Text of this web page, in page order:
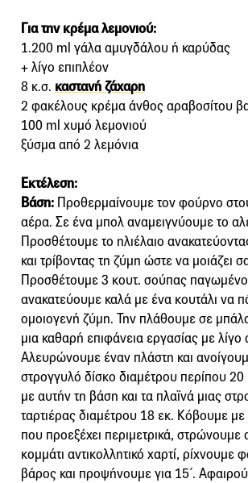
Για την κρέμα λεμονιού:
1.200 ml γάλα αμυγδάλου ή καρύδας
+ λίγο επιπλέον
8 κ.σ. καστανή ζάχαρη
2 φακέλους κρέμα άνθος αραβοσίτου
100 ml χυμό λεμονιού
ξύσμα από 2 λεμόνια
Εκτέλεση:
Βάση: Προθερμαίνουμε τον φούρνο
αέρα. Σε ένα μπολ αναμειγνύουμε το
Προσθέτουμε το ηλιέλαιο
και τρίβοντας τη ζύμη ώστε να μοιάζει
Προσθέτουμε 3 κουτ. σούπας παγωμένο
ανακατεύουμε καλά με ένα κουτάλι να
ομοιογενή ζύμη. Την πλάθουμε σε
μια καθαρή επιφάνεια εργασίας με λίγο
Αλευρώνουμε έναν πλάστη και
στρογγυλό δίσκο διαμέτρου περίπου
με αυτήν τη βάση και τα πλαϊνά μιας
ταρτιέρας διαμέτρου 18 εκ. Κόβουμε με
που προεξέχει περιμετρικά,
κομμάτι αντικολλητικό χαρτί, ρίχνουμε
βάρος και προψήνουμε για 15΄.